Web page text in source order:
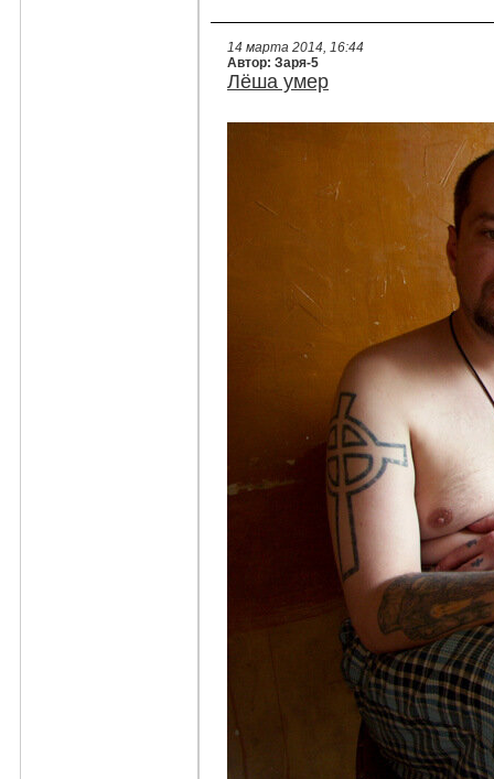
14 марта 2014, 16:44
Автор: Заря-5
Лёша умер